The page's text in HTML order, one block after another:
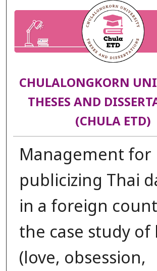
CHULALONGKORN
THESES AND
(CHULA ETD)
Management for
publicizing Thai
in a foreign
the case study of
(love, obsession,